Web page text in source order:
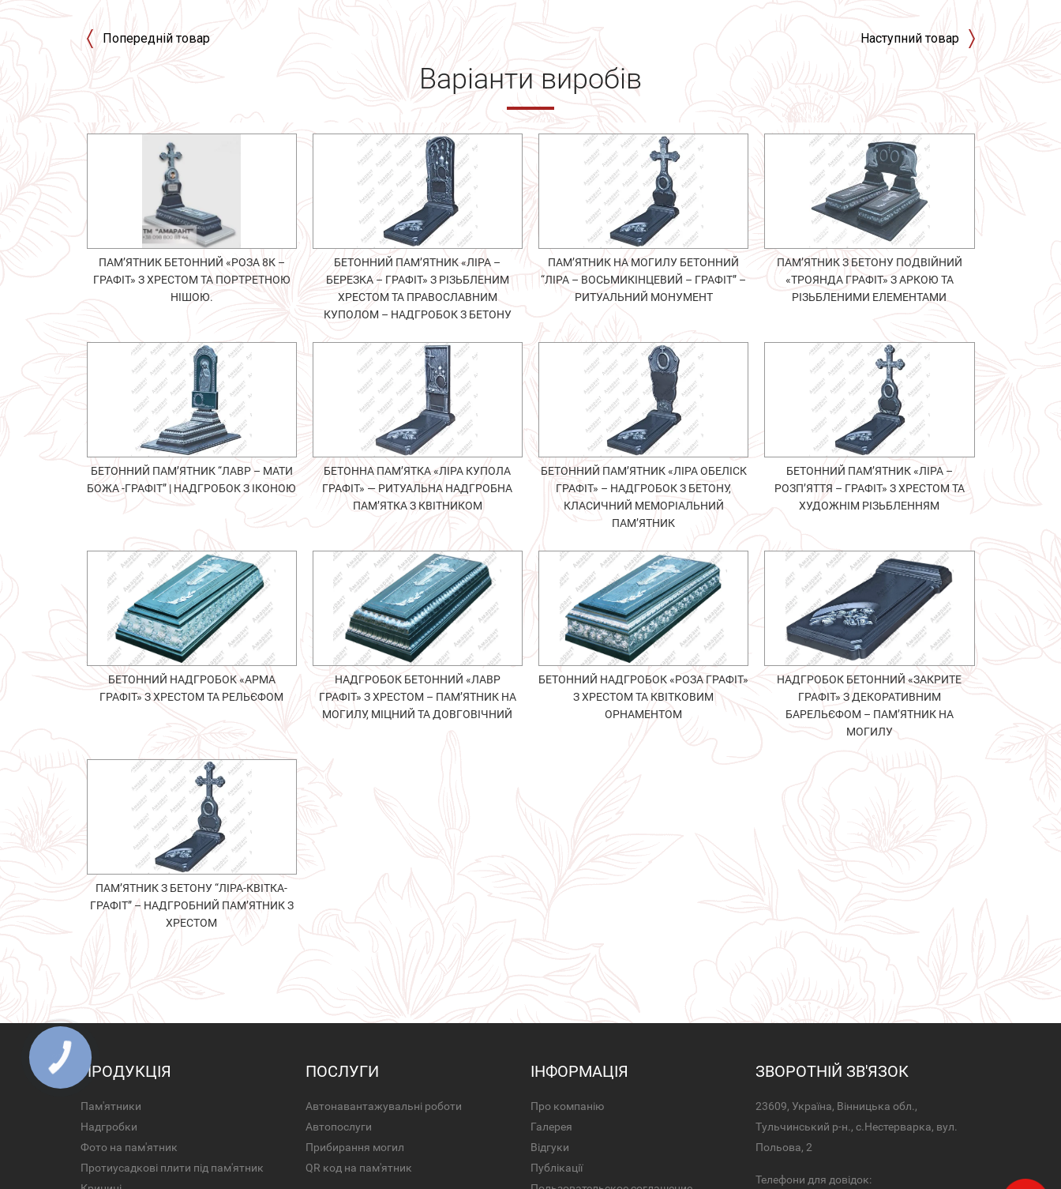
Попередній товар Наступний товар
Варіанти виробів
ПАМ’ЯТНИК БЕТОННИЙ «РОЗА 8К –
ГРАФІТ» З ХРЕСТОМ ТА ПОРТРЕТНОЮ
НІШОЮ.
БЕТОННИЙ ПАМ’ЯТНИК «ЛІРА –
БЕРЕЗКА – ГРАФІТ» З РІЗЬБЛЕНИМ
ХРЕСТОМ ТА ПРАВОСЛАВНИМ
КУПОЛОМ – НАДГРОБОК З БЕТОНУ
ПАМ’ЯТНИК НА МОГИЛУ БЕТОННИЙ
“ЛІРА – ВОСЬМИКІНЦЕВИЙ – ГРАФІТ” –
РИТУАЛЬНИЙ МОНУМЕНТ
ПАМ’ЯТНИК З БЕТОНУ ПОДВІЙНИЙ
«ТРОЯНДА ГРАФІТ» З АРКОЮ ТА
РІЗЬБЛЕНИМИ ЕЛЕМЕНТАМИ
БЕТОННИЙ ПАМ’ЯТНИК “ЛАВР – МАТИ
БОЖА -ГРАФІТ” | НАДГРОБОК З ІКОНОЮ
БЕТОННА ПАМ’ЯТКА «ЛІРА КУПОЛА
ГРАФІТ» — РИТУАЛЬНА НАДГРОБНА
ПАМ’ЯТКА З КВІТНИКОМ
БЕТОННИЙ ПАМ’ЯТНИК «ЛІРА ОБЕЛІСК
ГРАФІТ» – НАДГРОБОК З БЕТОНУ,
КЛАСИЧНИЙ МЕМОРІАЛЬНИЙ
ПАМ’ЯТНИК
БЕТОННИЙ ПАМ’ЯТНИК «ЛІРА –
РОЗП’ЯТТЯ – ГРАФІТ» З ХРЕСТОМ ТА
ХУДОЖНІМ РІЗЬБЛЕННЯМ
БЕТОННИЙ НАДГРОБОК «АРМА
ГРАФІТ» З ХРЕСТОМ ТА РЕЛЬЄФОМ
НАДГРОБОК БЕТОННИЙ «ЛАВР
ГРАФІТ» З ХРЕСТОМ – ПАМ’ЯТНИК НА
МОГИЛУ, МІЦНИЙ ТА ДОВГОВІЧНИЙ
БЕТОННИЙ НАДГРОБОК «РОЗА ГРАФІТ»
З ХРЕСТОМ ТА КВІТКОВИМ
ОРНАМЕНТОМ
НАДГРОБОК БЕТОННИЙ «ЗАКРИТЕ
ГРАФІТ» З ДЕКОРАТИВНИМ
БАРЕЛЬЄФОМ – ПАМ’ЯТНИК НА
МОГИЛУ
ПАМ’ЯТНИК З БЕТОНУ “ЛІРА-КВІТКА-
ГРАФІТ” – НАДГРОБНИЙ ПАМ’ЯТНИК З
ХРЕСТОМ
ПРОДУКЦІЯ
Пам'ятники
Надгробки
Фото на пам'ятник
Протиусадкові плити під пам'ятник
ПОСЛУГИ
Автонавантажувальні роботи
Автопослуги
Прибирання могил
QR код на пам'ятник
ІНФОРМАЦІЯ
Про компанію
Галерея
Відгуки
Публікації
ЗВОРОТНІЙ ЗВ'ЯЗОК
23609, Україна, Вінницька обл.,
Тульчинський р-н., с.Нестерварка, вул.
Польова, 2
Телефони для довідок: